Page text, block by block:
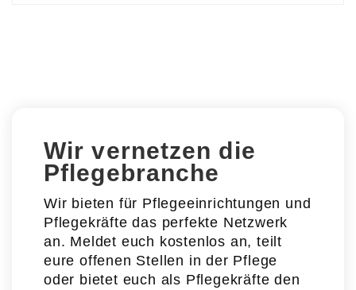
Wir vernetzen die
Pflegebranche
Wir bieten für Pflegeeinrichtungen und
Pflegekräfte das perfekte Netzwerk
an. Meldet euch kostenlos an, teilt
eure offenen Stellen in der Pflege
oder bietet euch als Pflegekräfte den